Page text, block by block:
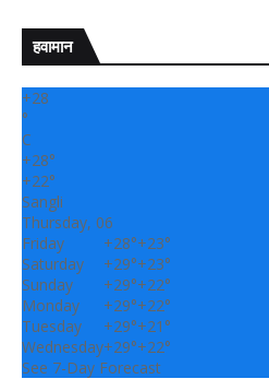
हवामान
+28
°
C
+28°
+22°
Sangli
Thursday, 06
Friday
+28°+23°
Saturday
+29°+23°
Sunday
+29°+22°
Monday
+29°+22°
Tuesday
+29°+21°
Wednesday+29°+22°
See 7-Day Forecast